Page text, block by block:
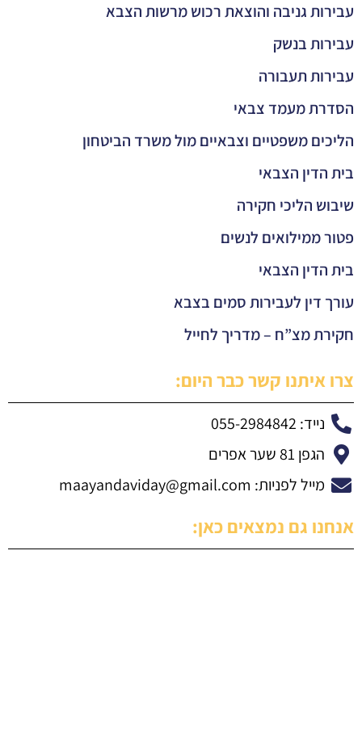
עבירות גניבה והוצאת רכוש מרשות הצבא
עבירות בנשק
עבירות תעבורה
הסדרת מעמד צבאי
הליכים משפטיים וצבאיים מול משרד הביטחון
בית הדין הצבאי
שיבוש הליכי חקירה
פטור ממילואים לנשים
בית הדין הצבאי
עורך דין לעבירות סמים בצבא
חקירת מצ”ח – מדריך לחייל
צרו איתנו קשר כבר היום:
נייד: 055-2984842
הגפן 81 שער אפרים
מייל לפניות: maayandaviday@gmail.com
אנחנו גם נמצאים כאן: